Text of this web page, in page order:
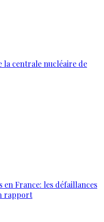
la centrale nucléaire de
en France: les défaillances
rapport